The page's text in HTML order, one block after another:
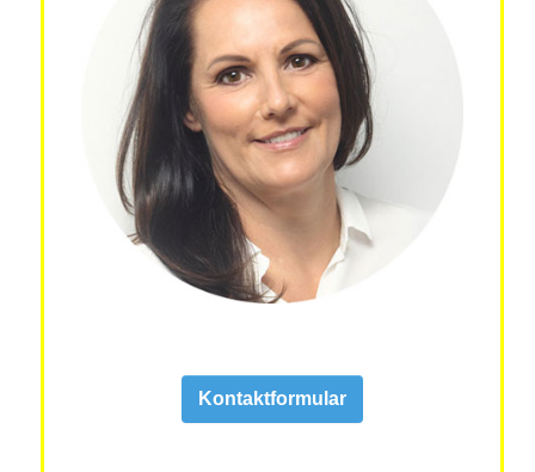
Kontaktformular